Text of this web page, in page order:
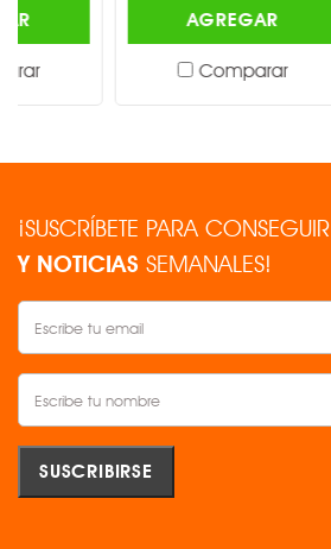
AGREGAR
Comparar
¡SUSCRÍBETE PARA CONSEGUIR
Y NOTICIAS SEMANALES!